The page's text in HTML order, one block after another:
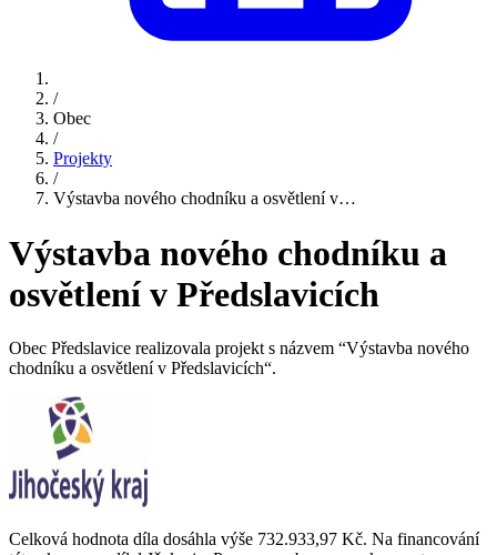
/
Obec
/
Projekty
/
Výstavba nového chodníku a osvětlení v…
Výstavba nového chodníku a
osvětlení v Předslavicích
Obec Předslavice realizovala projekt s názvem “Výstavba nového
chodníku a osvětlení v Předslavicích“.
Celková hodnota díla dosáhla výše 732.933,97 Kč. Na financování